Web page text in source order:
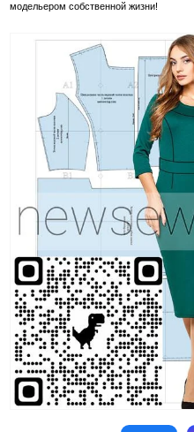
модельером собственной жизни!